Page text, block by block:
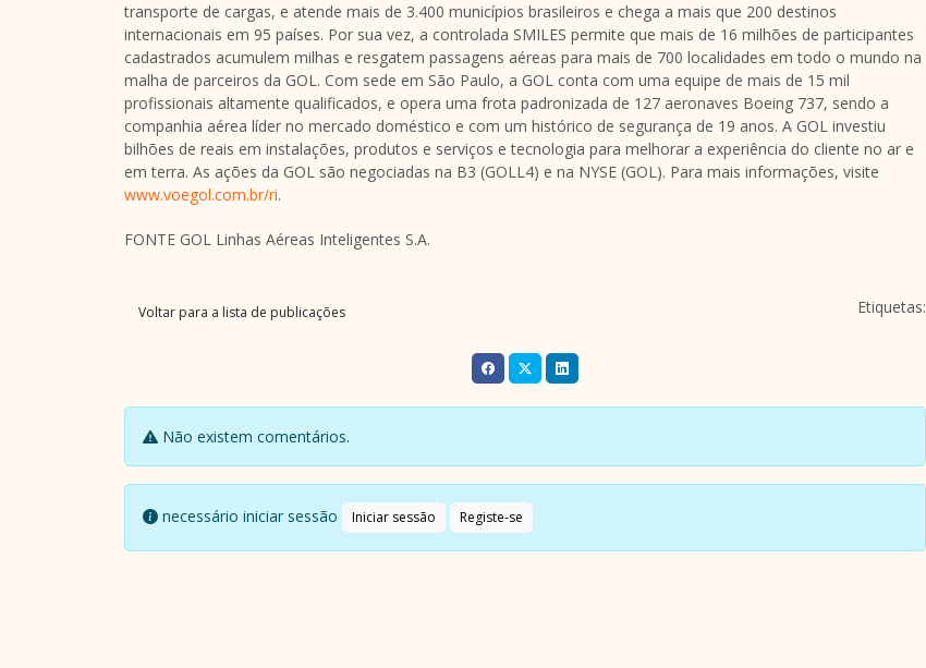
transporte de cargas, e atende mais de 3.400 municípios brasileiros e chega a mais que 200 destinos
internacionais em 95 países. Por sua vez, a controlada SMILES permite que mais de 16 milhões de participantes
cadastrados acumulem milhas e resgatem passagens aéreas para mais de 700 localidades em todo o mundo na
malha de parceiros da GOL. Com sede em São Paulo, a GOL conta com uma equipe de mais de 15 mil
profissionais altamente qualificados, e opera uma frota padronizada de 127 aeronaves Boeing 737, sendo a
companhia aérea líder no mercado doméstico e com um histórico de segurança de 19 anos. A GOL investiu
bilhões de reais em instalações, produtos e serviços e tecnologia para melhorar a experiência do cliente no ar e
em terra. As ações da GOL são negociadas na B3 (GOLL4) e na NYSE (GOL). Para mais informações, visite
www.voegol.com.br/ri.
FONTE GOL Linhas Aéreas Inteligentes S.A.
Voltar para a lista de publicações Etiquetas:
Não existem comentários.
necessário iniciar sessão Iniciar sessão Registe-se